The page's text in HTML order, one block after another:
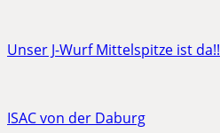
Unser J-Wurf Mittelspitze ist da!!
ISAC von der Daburg